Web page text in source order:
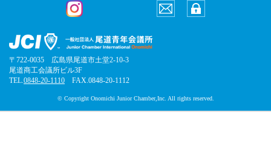
〒722-0035 広島県尾道市土堂2-10-3
尾道商工会議所ビル3F
TEL.0848-20-1110 FAX.0848-20-1112
© Copyright Onomichi Junior Chamber,Inc. All rights reserved.